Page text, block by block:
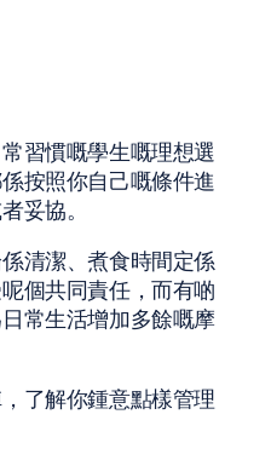
習慣嘅學生嘅理想選
按照你自己嘅條件進
妥協。
清潔、煮食時間定係
個共同責任，而有啲
常生活增加多餘嘅摩
了解你鍾意點樣管理